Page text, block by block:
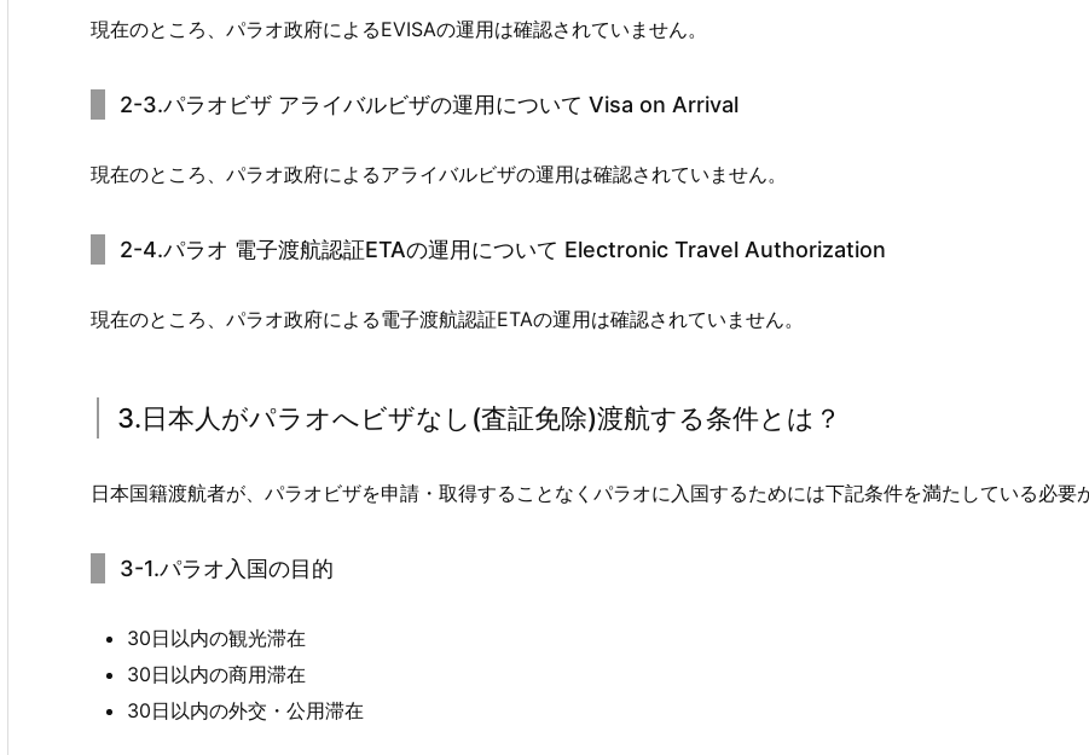
現在のところ、パラオ政府によるEVISAの運用は確認されていません。
2-3.パラオビザ アライバルビザの運用について Visa on Arrival
現在のところ、パラオ政府によるアライバルビザの運用は確認されていません。
2-4.パラオ 電子渡航認証ETAの運用について Electronic Travel Authorization
現在のところ、パラオ政府による電子渡航認証ETAの運用は確認されていません。
3.日本人がパラオへビザなし(査証免除)渡航する条件とは？
日本国籍渡航者が、パラオビザを申請・取得することなくパラオに入国するためには下記条件を満たしている必要
3-1.パラオ入国の目的
30日以内の観光滞在
30日以内の商用滞在
30日以内の外交・公用滞在